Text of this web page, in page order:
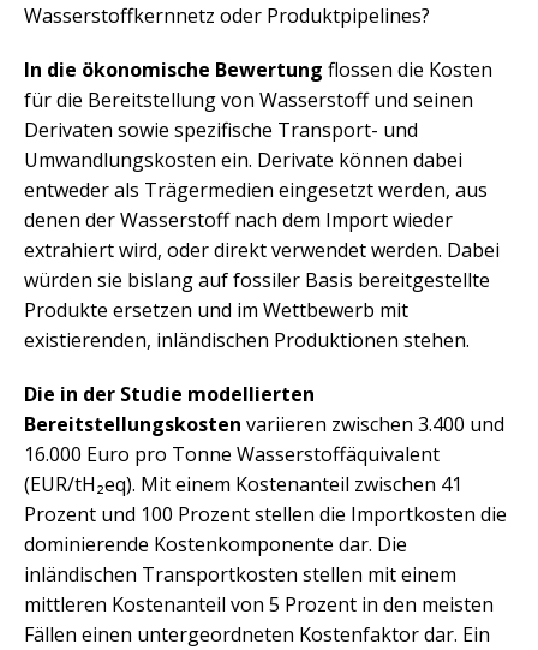
Wasserstoffkernnetz oder Produktpipelines?
In die ökonomische Bewertung flossen die Kosten
für die Bereitstellung von Wasserstoff und seinen
Derivaten sowie spezifische Transport- und
Umwandlungskosten ein. Derivate können dabei
entweder als Trägermedien eingesetzt werden, aus
denen der Wasserstoff nach dem Import wieder
extrahiert wird, oder direkt verwendet werden. Dabei
würden sie bislang auf fossiler Basis bereitgestellte
Produkte ersetzen und im Wettbewerb mit
existierenden, inländischen Produktionen stehen.
Die in der Studie modellierten
Bereitstellungskosten variieren zwischen 3.400 und
16.000 Euro pro Tonne Wasserstoffäquivalent
(EUR/tH₂eq). Mit einem Kostenanteil zwischen 41
Prozent und 100 Prozent stellen die Importkosten die
dominierende Kostenkomponente dar. Die
inländischen Transportkosten stellen mit einem
mittleren Kostenanteil von 5 Prozent in den meisten
Fällen einen untergeordneten Kostenfaktor dar. Ein